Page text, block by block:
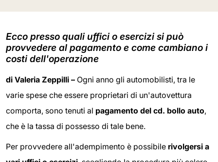
Ecco presso quali uffici o esercizi si può
provvedere al pagamento e come cambiano i
costi dell'operazione
di Valeria Zeppilli – Ogni anno gli automobilisti, tra le
varie spese che essere proprietari di un'autovettura
comporta, sono tenuti al pagamento del cd. bollo auto,
che è la tassa di possesso di tale bene.
Per provvedere all'adempimento è possibile rivolgersi a